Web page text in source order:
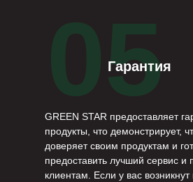
05
Гарантия
GREEN STAR предоставляет
продукты, что демонстрирует,
доверяет своим продуктам и
предоставить лучший сервис и
клиентам. Если у вас